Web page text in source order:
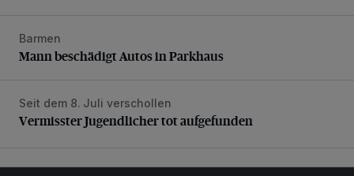
Mann beschädigt Autos in Parkhaus
Barmen
Mann beschädigt Autos in Parkhaus
Vermisster Jugendlicher tot aufgefunden
Seit dem 8. Juli verschollen
Vermisster Jugendlicher tot aufgefunden